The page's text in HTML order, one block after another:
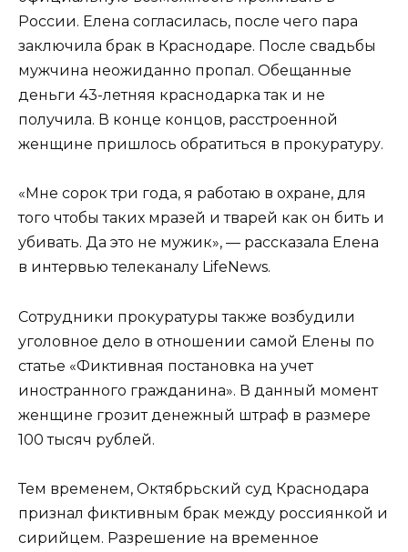
России. Елена согласилась, после чего пара
заключила брак в Краснодаре. После свадьбы
мужчина неожиданно пропал. Обещанные
деньги 43-летняя краснодарка так и не
получила. В конце концов, расстроенной
женщине пришлось обратиться в прокуратуру.
«Мне сорок три года, я работаю в охране, для
того чтобы таких мразей и тварей как он бить и
убивать. Да это не мужик», — рассказала Елена
в интервью телеканалу LifeNews.
Сотрудники прокуратуры также возбудили
уголовное дело в отношении самой Елены по
статье «Фиктивная постановка на учет
иностранного гражданина». В данный момент
женщине грозит денежный штраф в размере
100 тысяч рублей.
Тем временем, Октябрьский суд Краснодара
признал фиктивным брак между россиянкой и
сирийцем. Разрешение на временное